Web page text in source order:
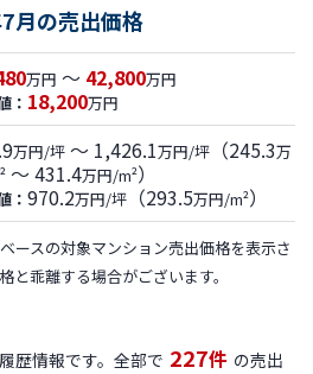
月の売出価格
万円 ～ 42,800万円
： 18,200万円
万円/坪 ～ 1,426.1万円/坪 （245.3万
～ 431.4万円/m²）
： 970.2万円/坪 （293.5万円/m²）
ースの対象マンション売出価格を表示さ
と乖離する場合がございます。
歴情報です。全部で 227件 の売出